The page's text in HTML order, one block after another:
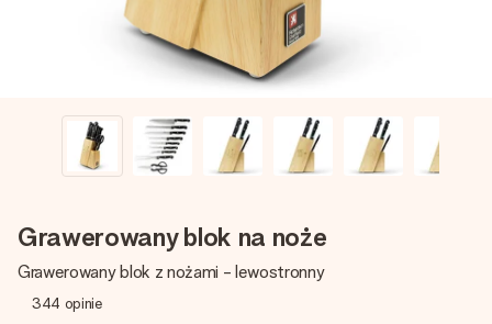
Grawerowany blok na noże
Grawerowany blok z nożami - lewostronny
344 opinie